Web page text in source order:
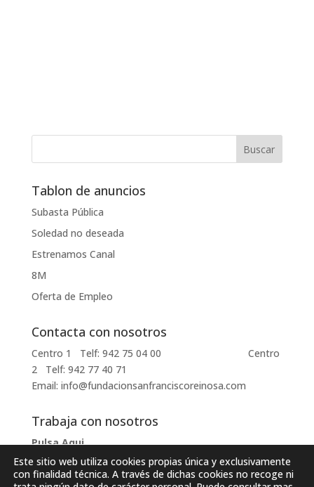
Tablon de anuncios
Subasta Pública
Soledad no deseada
Estrenamos Canal
8M
Oferta de Empleo
Contacta con nosotros
Centro 1 Telf: 942 75 04 00 Centro
2 Telf: 942 77 40 71
Email: info@fundacionsanfranciscoreinosa.com
Trabaja con nosotros
Pulsa Aqui
Este sitio web utiliza cookies propias única y exclusivamente
con finalidad técnica. A través de dichas cookies no recoge ni